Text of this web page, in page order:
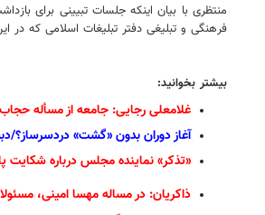
منتظری با بیان اینکه جلسات تبیینی برای
فرهنگی و تبلیغی دفتر تبلیغات اسلامی که در
بیشتر بخوانید:
غلامعلی رجایی: جامعه از مسأله
آغاز دوران بدون «گشت» دردسرساز؟/
«تذکر» نماینده مجلس درباره شکایت
ذاکریان: در مساله مهسا امینی،